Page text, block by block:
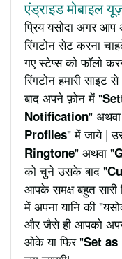
एंड्राइड मोबाइल
प्रिय यसोदा अगर
रिंगटोन सेट करना
गए स्टेप्स को फॉलो
रिंगटोन हमारी साइट से
बाद अपने फ़ोन में "
Notification"
Profiles" में जाये |
Ringtone" अथवा "
को चुने उसके बाद "
आपके समक्ष बहुत सारी
में अपना यानि की
और जैसे ही आपको
ओके या फिर "Set